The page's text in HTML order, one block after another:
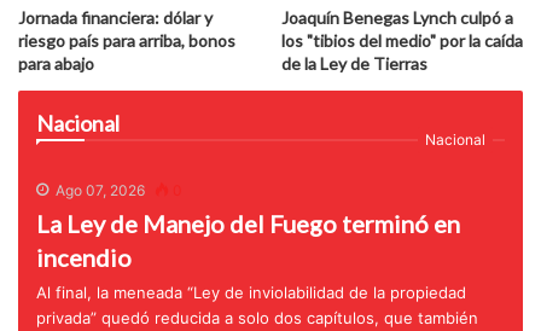
Jornada financiera: dólar y
riesgo país para arriba, bonos
para abajo
Joaquín Benegas Lynch culpó a
los "tibios del medio" por la caída
de la Ley de Tierras
Nacional
Nacional
Ago 07, 2026
La Ley de Manejo del Fuego terminó en
incendio
Al final, la meneada “Ley de inviolabilidad de la propiedad
privada” quedó reducida a solo dos capítulos, que también